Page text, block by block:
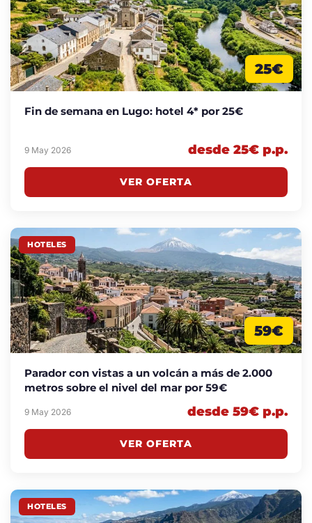
25€
Fin de semana en Lugo: hotel 4* por 25€
9 May 2026 desde 25€ p.p.
VER OFERTA
HOTELES
59€
Parador con vistas a un volcán a más de 2.000
metros sobre el nivel del mar por 59€
9 May 2026 desde 59€ p.p.
VER OFERTA
HOTELES